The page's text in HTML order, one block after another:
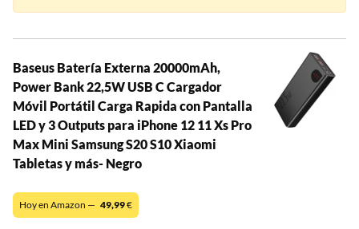
Baseus Batería Externa 20000mAh,
Power Bank 22,5W USB C Cargador
Móvil Portátil Carga Rapida con Pantalla
LED y 3 Outputs para iPhone 12 11 Xs Pro
Max Mini Samsung S20 S10 Xiaomi
Tabletas y más- Negro
Hoy en Amazon — 49,99€